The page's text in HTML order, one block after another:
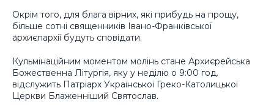
Окрім того, для блага вірних, які прибудь на прощу,
більше сотні священників Івано-Франківської
архиєпархії будуть сповідати.
Кульмінаційним моментом молінь стане Архиєрейська
Божественна Літургія, яку у неділю о 9:00 год.
відслужить Патріарх Української Греко-Католицької
Церкви Блаженніший Святослав.